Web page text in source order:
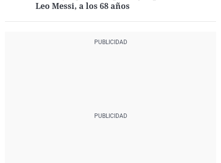
Leo Messi, a los 68 años